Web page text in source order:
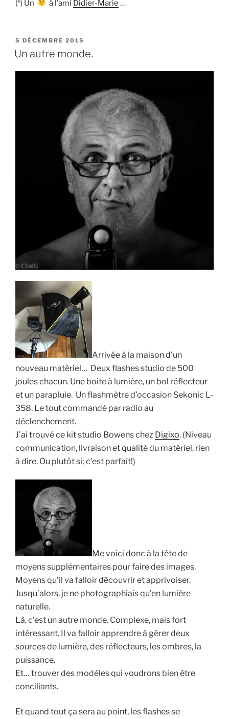
(*) Un à l’ami Didier-Marie …
PUBLIÉ
LE
5 DÉCEMBRE 2015
Un autre monde.
Arrivée à la maison d’un
nouveau matériel… Deux flashes studio de 500
joules chacun. Une boite à lumière, un bol réflecteur
et un parapluie. Un flashmètre d’occasion Sekonic L-
358. Le tout commandé par radio au
déclenchement.
J’ai trouvé ce kit studio Bowens chez Digixo. (Niveau
communication, livraison et qualité du matériel, rien
à dire. Ou plutôt si; c’est parfait!)
Me voici donc à la tête de
moyens supplémentaires pour faire des images.
Moyens qu’il va falloir découvrir et apprivoiser.
Jusqu’alors, je ne photographiais qu’en lumière
naturelle.
Là, c’est un autre monde. Complexe, mais fort
intéressant. Il va falloir apprendre à gérer deux
sources de lumière, des réflecteurs, les ombres, la
puissance.
Et… trouver des modèles qui voudrons bien être
conciliants.
Et quand tout ça sera au point, les flashes se